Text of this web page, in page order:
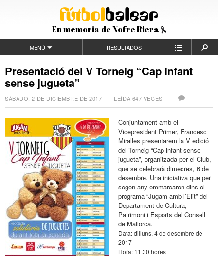
En memoria de Nofre Riera
MENÚ RESULTADOS
Presentació del V Torneig “Cap infant
sense jugueta”
SÁBADO, 2 DE DICIEMBRE DE 2017 | LEÍDA 647 VECES |
Conjuntament amb el
Vicepresident Primer, Francesc
Miralles presentarem la V edició
del Torneig “Cap infant sense
jugueta”, organitzada per el Club,
que se celebrarà dimecres, 6 de
desembre. Una iniciativa que per
segon any emmarcaren dins el
programa “Jugam amb l’Elit” del
Departament de Cultura,
Patrimoni i Esports del Consell
de Mallorca.
Data: dilluns, 4 de desembre de
2017
Hora: 11.30 hores